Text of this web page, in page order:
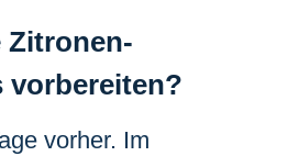
Zitronen-
vorbereiten?
vorher. Im